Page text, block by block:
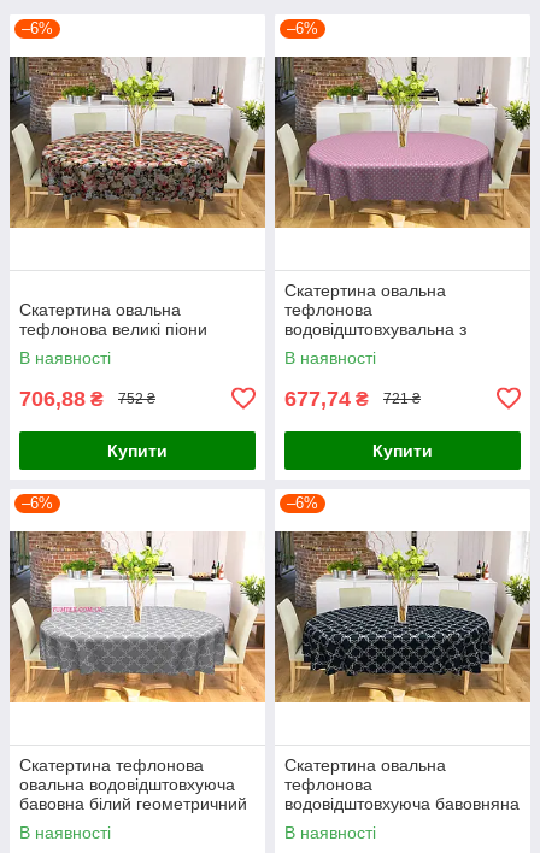
–6%
Скатертина овальна
тефлонова великі піони
В наявності
706,88 ₴ 752 ₴
Купити
–6%
Скатертина овальна
тефлонова
водовідштовхувальна з
просоченням горошки фон
рожевий
В наявності
677,74 ₴ 721 ₴
Купити
–6%
Скатертина тефлонова
овальна водовідштовхуюча
бавовна білий геометричний
візерунок на сірому
В наявності
–6%
Скатертина овальна
тефлонова
водовідштовхуюча бавовняна
білий геометричний візерунок
на синьому
В наявності